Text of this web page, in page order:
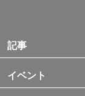
記事
イベント